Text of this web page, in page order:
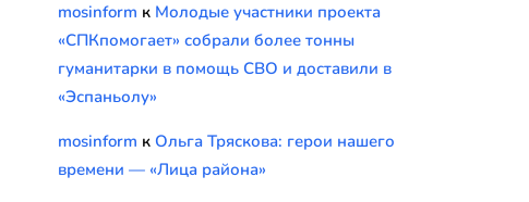
mosinform к Молодые участники проекта
«СПКпомогает» собрали более тонны
гуманитарки в помощь СВО и доставили в
«Эспаньолу»
mosinform к Ольга Тряскова: герои нашего
времени — «Лица района»